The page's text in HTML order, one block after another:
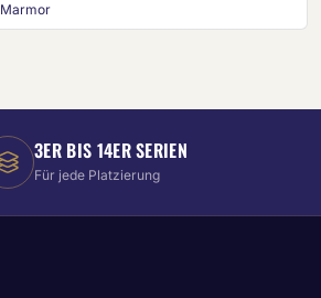
Marmor
3ER BIS 14ER SERIEN
Für jede Platzierung